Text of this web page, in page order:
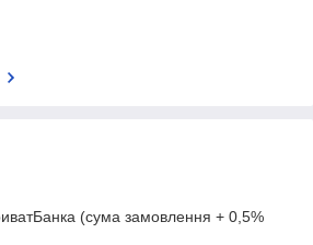
(сума замовлення + 0,5%